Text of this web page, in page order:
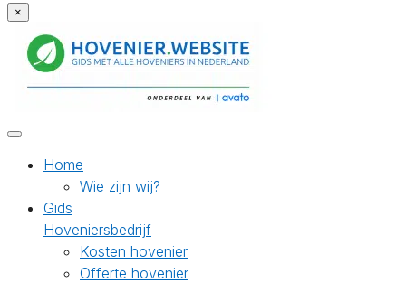
×
Home
Wie zijn wij?
Gids
Hoveniersbedrijf
Kosten hovenier
Offerte hovenier